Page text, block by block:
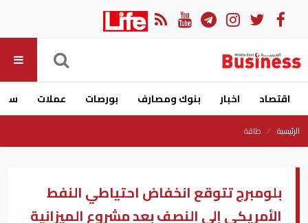
اقتصاد اخبار بنوك ومصارف بورصات عملات
الرئيسية طاقة
بلومبرج تتوقع انخفاض احتياطي النفط
الأمريكي إلى النصف بعد مشروع الميزانية